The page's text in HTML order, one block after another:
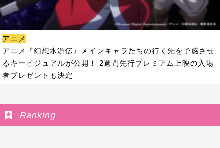
アニメ
アニメ『幻想水滸伝』メインキャラたちの行く先を予感させ
るキービジュアルが公開！ 2週間先行プレミアム上映の入場
者プレゼントも決定
Ranking